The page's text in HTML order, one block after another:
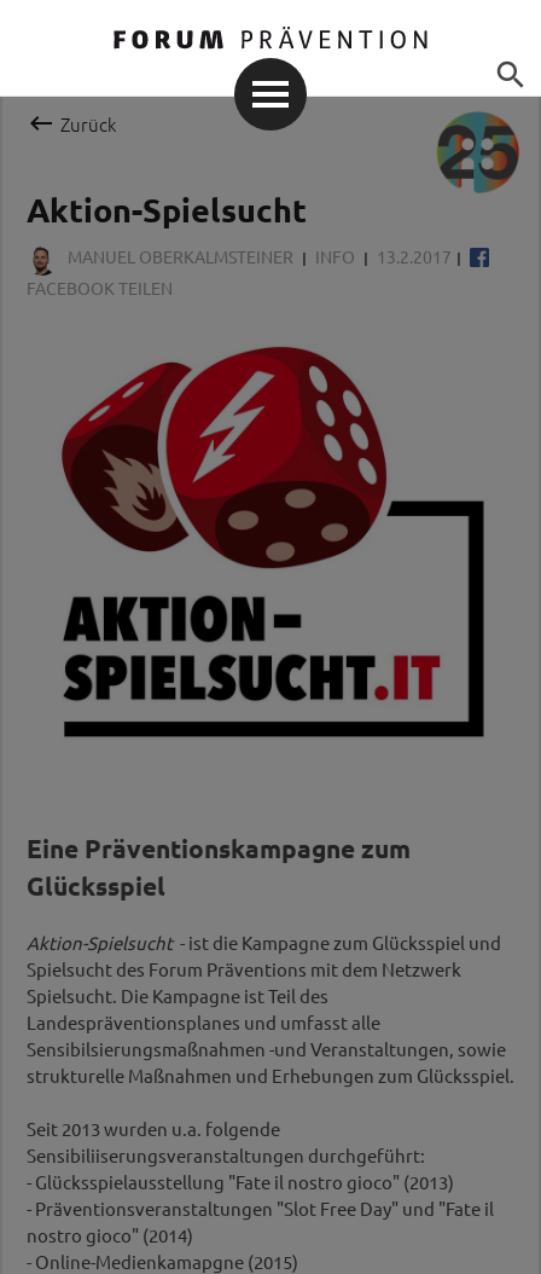

 Zurück
Aktion-Spielsucht
MANUEL OBERKALMSTEINER INFO
13.2.2017
FACEBOOK TEILEN
Eine Präventionskampagne zum
Glücksspiel
Aktion-Spielsucht- ist die Kampagne zum Glücksspiel und
Spielsucht des Forum Präventions mit dem Netzwerk
Spielsucht. Die Kampagne ist Teil des
Landespräventionsplanes und umfasst alle
Sensibilsierungsmaßnahmen -und Veranstaltungen, sowie
strukturelle Maßnahmen und Erhebungen zum Glücksspiel.
Seit 2013 wurden u.a. folgende
Sensibiliiserungsveranstaltungen durchgeführt:
- Glücksspielausstellung "Fate il nostro gioco" (2013)
- Präventionsveranstaltungen "Slot Free Day" und "Fate il
nostro gioco" (2014)
- Online-Medienkamapgne (2015)